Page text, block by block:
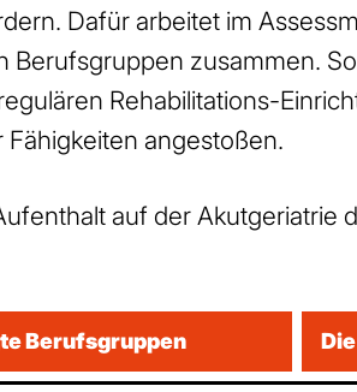
Dafür arbeitet im
Berufsgruppen zusammen.
Rehabilitations-
angestoßen.
auf der Akutgeriatrie
Berufsgruppen